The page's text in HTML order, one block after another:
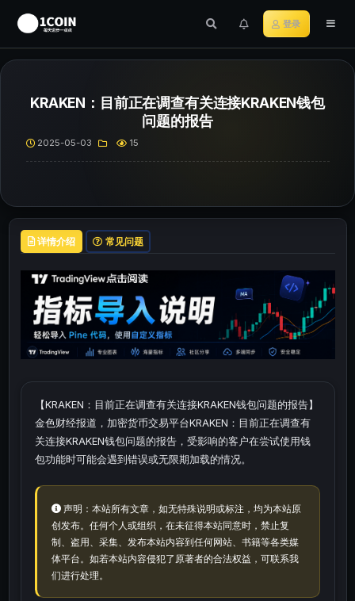
登录
KRAKEN：目前正在调查有关连接KRAKEN钱包
问题的报告
2025-05-03 15
详情介绍 常见问题
【KRAKEN：目前正在调查有关连接KRAKEN钱包问题的报告】
金色财经报道，加密货币交易平台KRAKEN：目前正在调查有
关连接KRAKEN钱包问题的报告，受影响的客户在尝试使用钱
包功能时可能会遇到错误或无限期加载的情况。
声明：本站所有文章，如无特殊说明或标注，均为本站原
创发布。任何个人或组织，在未征得本站同意时，禁止复
制、盗用、采集、发布本站内容到任何网站、书籍等各类媒
体平台。如若本站内容侵犯了原著者的合法权益，可联系我
们进行处理。